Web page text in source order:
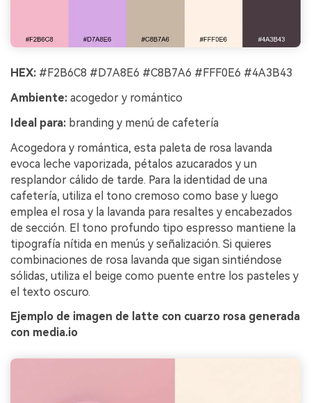
HEX: #F2B6C8 #D7A8E6 #C8B7A6 #FFF0E6 #4A3B43
Ambiente: acogedor y romántico
Ideal para: branding y menú de cafetería
Acogedora y romántica, esta paleta de rosa lavanda
evoca leche vaporizada, pétalos azucarados y un
resplandor cálido de tarde. Para la identidad de una
cafetería, utiliza el tono cremoso como base y luego
emplea el rosa y la lavanda para resaltes y encabezados
de sección. El tono profundo tipo espresso mantiene la
tipografía nítida en menús y señalización. Si quieres
combinaciones de rosa lavanda que sigan sintiéndose
sólidas, utiliza el beige como puente entre los pasteles y
el texto oscuro.
Ejemplo de imagen de latte con cuarzo rosa generada
con media.io